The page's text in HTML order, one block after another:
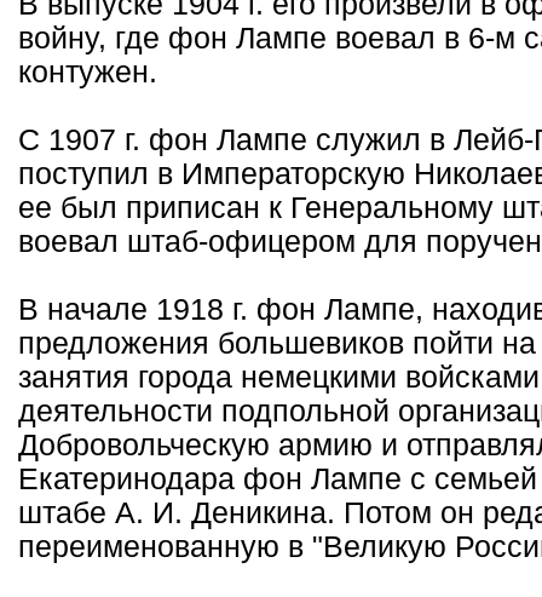
войну, где фон Лампе воевал в 6-м
контужен.
С 1907 г. фон Лампе служил в Лейб-
поступил в Императорскую
ее был приписан к Генеральному
воевал штаб-офицером для
В начале 1918 г. фон Лампе,
предложения большевиков пойти
занятия города немецкими
деятельности подпольной
Добровольческую армию и
Екатеринодара фон Лампе с
штабе А. И. Деникина. Потом он
переименованную в "Великую